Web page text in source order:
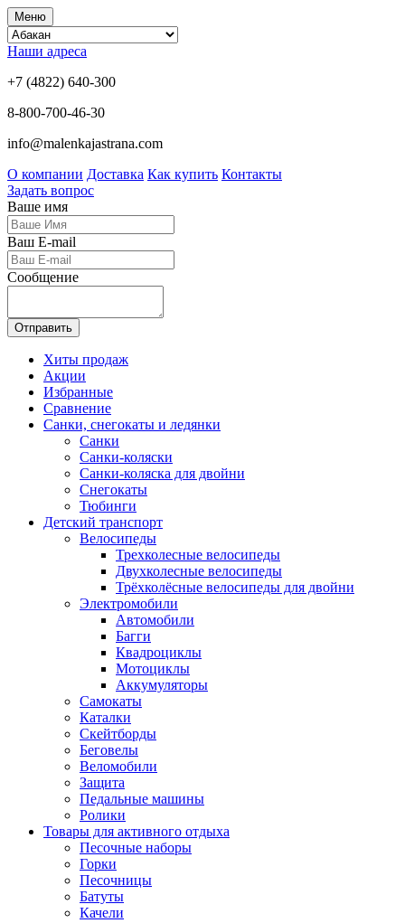
Меню
Наши адреса
+7 (4822) 640-300
8-800-700-46-30
info@malenkajastrana.com
О компании Доставка Как купить Контакты
Задать вопрос
Ваше имя
Ваш E-mail
Сообщение
Отправить
Хиты продаж
Акции
Избранные
Сравнение
Санки, снегокаты и ледянки
Санки
Санки-коляски
Санки-коляска для двойни
Снегокаты
Тюбинги
Детский транспорт
Велосипеды
Трехколесные велосипеды
Двухколесные велосипеды
Трёхколёсные велосипеды для двойни
Электромобили
Автомобили
Багги
Квадроциклы
Мотоциклы
Аккумуляторы
Самокаты
Каталки
Скейтборды
Беговелы
Веломобили
Защита
Педальные машины
Ролики
Товары для активного отдыха
Песочные наборы
Горки
Песочницы
Батуты
Качели